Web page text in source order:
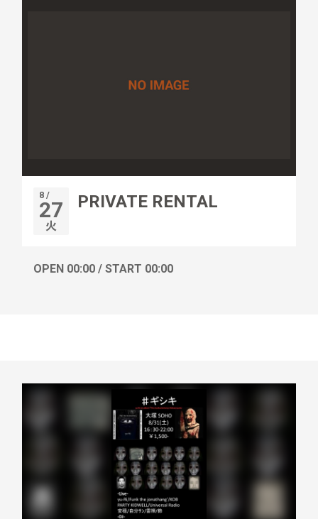
8 /
27
火
PRIVATE RENTAL
OPEN 00:00 / START 00:00